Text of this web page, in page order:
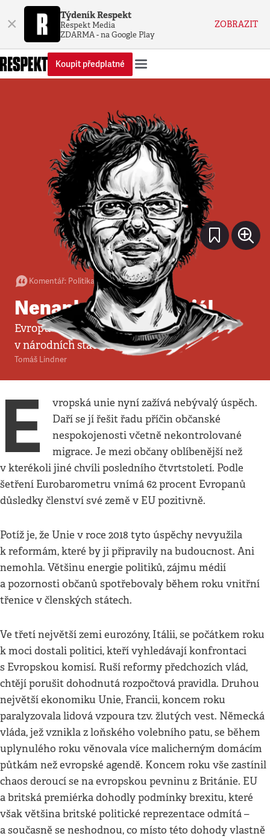
× Týdeník Respekt
Respekt Media
ZDARMA - na Google Play
ZOBRAZIT
Koupit předplatné
Komentář: Politika •15. 12. 2018•3minuty
Nenaplněný potenciál
Evropu v roce 2018 vysilovaly třenice
v národních státech
Tomáš Lindner
E
vropská unie nyní zažívá nebývalý úspěch.
Daří se jí řešit řadu příčin občanské
nespokojenosti včetně nekontrolované
migrace. Je mezi občany oblíbenější než
v kterékoli jiné chvíli posledního čtvrtstoletí. Podle
šetření Eurobarometru vnímá 62 procent Evropanů
důsledky členství své země v EU pozitivně.
Potíž je, že Unie v roce 2018 tyto úspěchy nevyužila
k reformám, které by ji připravily na budoucnost. Ani
nemohla. Většinu energie politiků, zájmu médií
a pozornosti občanů spotřebovaly během roku vnitřní
třenice v členských státech.
Ve třetí největší zemi eurozóny, Itálii, se počátkem roku
k moci dostali politici, kteří vyhledávají konfrontaci
s Evropskou komisí. Ruší reformy předchozích vlád,
chtějí porušit dohodnutá rozpočtová pravidla. Druhou
největší ekonomiku Unie, Francii, koncem roku
paralyzovala lidová vzpoura tzv. žlutých vest. Německá
vláda, jež vznikla z loňského volebního patu, se během
uplynulého roku věnovala více malicherným domácím
půtkám než evropské agendě. Koncem roku vše zastínil
chaos deroucí se na evropskou pevninu z Británie. EU
a britská premiérka dohodly podmínky brexitu, které
však většina britské politické reprezentace odmítá –
a současně se neshodnou, co místo této dohody vlastně